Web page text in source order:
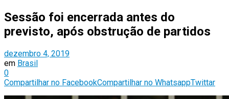
Sessão foi encerrada antes do
previsto, após obstrução de partidos
dezembro 4, 2019
em Brasil
0
Compartilhar no FacebookCompartilhar no WhatsappTwittar